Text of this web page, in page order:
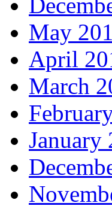
May
April
March
January